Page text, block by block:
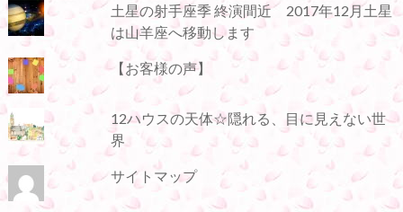
土星の射手座季 終演間近 2017年12月土星
は山羊座へ移動します
【お客様の声】
12ハウスの天体☆隠れる、目に見えない世
界
サイトマップ